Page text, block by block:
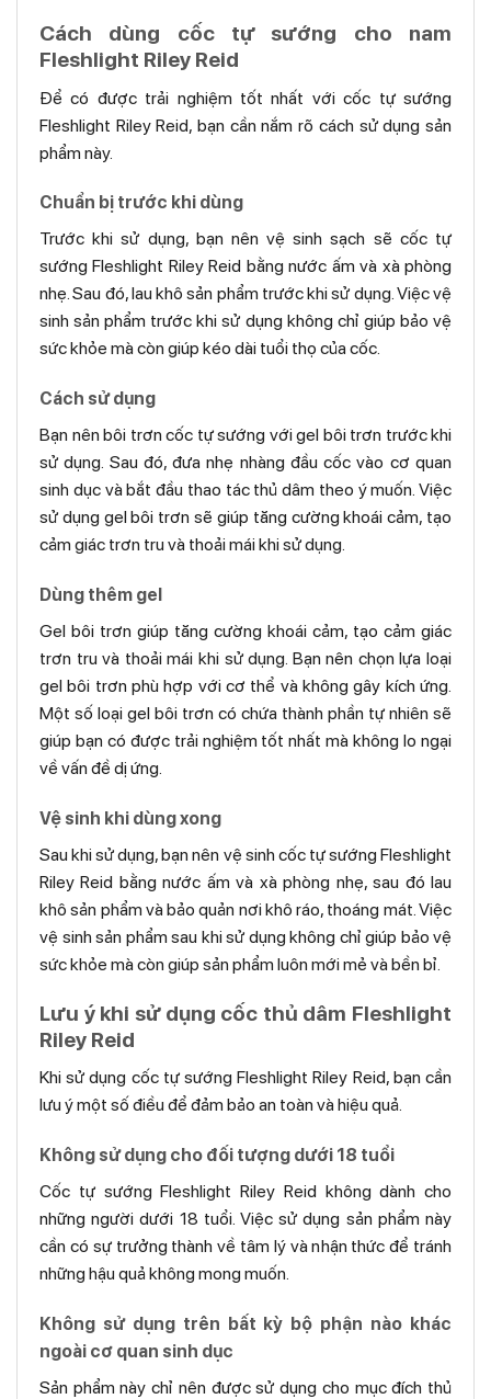
Cách dùng cốc tự sướng cho nam
Fleshlight Riley Reid
Để có được trải nghiệm tốt nhất với cốc tự sướng
Fleshlight Riley Reid, bạn cần nắm rõ cách sử dụng sản
phẩm này.
Chuẩn bị trước khi dùng
Trước khi sử dụng, bạn nên vệ sinh sạch sẽ cốc tự
sướng Fleshlight Riley Reid bằng nước ấm và xà phòng
nhẹ. Sau đó, lau khô sản phẩm trước khi sử dụng. Việc vệ
sinh sản phẩm trước khi sử dụng không chỉ giúp bảo vệ
sức khỏe mà còn giúp kéo dài tuổi thọ của cốc.
Cách sử dụng
Bạn nên bôi trơn cốc tự sướng với gel bôi trơn trước khi
sử dụng. Sau đó, đưa nhẹ nhàng đầu cốc vào cơ quan
sinh dục và bắt đầu thao tác thủ dâm theo ý muốn. Việc
sử dụng gel bôi trơn sẽ giúp tăng cường khoái cảm, tạo
cảm giác trơn tru và thoải mái khi sử dụng.
Dùng thêm gel
Gel bôi trơn giúp tăng cường khoái cảm, tạo cảm giác
trơn tru và thoải mái khi sử dụng. Bạn nên chọn lựa loại
gel bôi trơn phù hợp với cơ thể và không gây kích ứng.
Một số loại gel bôi trơn có chứa thành phần tự nhiên sẽ
giúp bạn có được trải nghiệm tốt nhất mà không lo ngại
về vấn đề dị ứng.
Vệ sinh khi dùng xong
Sau khi sử dụng, bạn nên vệ sinh cốc tự sướng Fleshlight
Riley Reid bằng nước ấm và xà phòng nhẹ, sau đó lau
khô sản phẩm và bảo quản nơi khô ráo, thoáng mát. Việc
vệ sinh sản phẩm sau khi sử dụng không chỉ giúp bảo vệ
sức khỏe mà còn giúp sản phẩm luôn mới mẻ và bền bỉ.
Lưu ý khi sử dụng cốc thủ dâm Fleshlight
Riley Reid
Khi sử dụng cốc tự sướng Fleshlight Riley Reid, bạn cần
lưu ý một số điều để đảm bảo an toàn và hiệu quả.
Không sử dụng cho đối tượng dưới 18 tuổi
Cốc tự sướng Fleshlight Riley Reid không dành cho
những người dưới 18 tuổi. Việc sử dụng sản phẩm này
cần có sự trưởng thành về tâm lý và nhận thức để tránh
những hậu quả không mong muốn.
Không sử dụng trên bất kỳ bộ phận nào khác
ngoài cơ quan sinh dục
Sản phẩm này chỉ nên được sử dụng cho mục đích thủ